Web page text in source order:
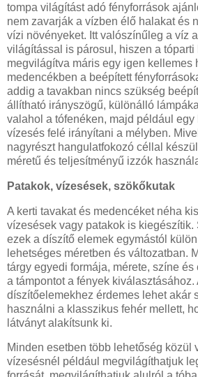
tompa világítást adó fényforrások
nem zavarják a vízben élő halakat és
vízi növényeket. Itt valószínűleg a víz
világítással is párosul, hiszen a
megvilágítva máris egy igen kellemes
medencékben a beépített
addig a tavakban nincs szükség
állítható irányszögű, különálló
valahol a tófenéken, majd például
vízesés felé irányítani a mélyben.
nagyrészt hangulatfokozó céllal
méretű és teljesítményű izzók
Patakok, vízesések, szökőkutak
A kerti tavakat és medencéket néha
vízesések vagy patakok is
ezek a díszítő elemek egymástól
lehetséges méretben és változatban.
tárgy egyedi formája, mérete, színe
a támpontot a fények
díszítőelemekhez érdemes lehet akár
használni a klasszikus fehér mellett,
látványt alakítsunk ki.
Minden esetben több lehetőség közül
vízesésnél például megvilágíthatjuk